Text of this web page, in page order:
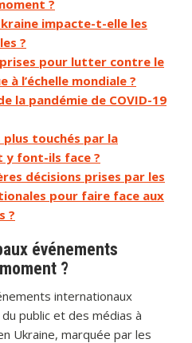
?
impacte-t-elle les
?
pour lutter contre le
l’échelle mondiale ?
la pandémie de COVID-19
touchés par la
y font-ils face ?
décisions prises par les
pour faire face aux
?
événements
?
internationaux
public et des médias à
Ukraine, marquée par les